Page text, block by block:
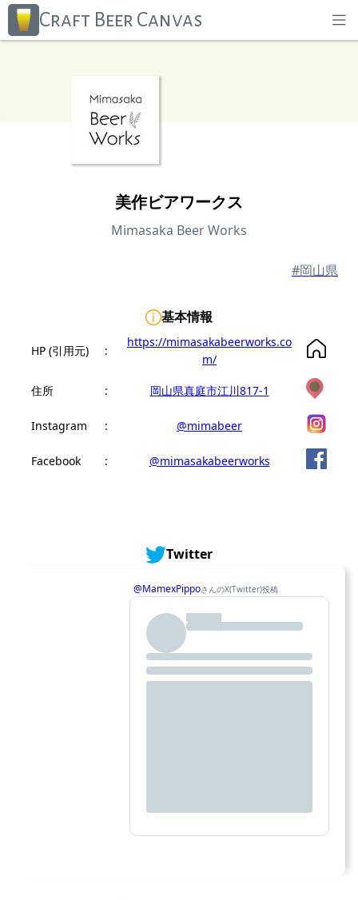
Craft Beer Canvas
美作ビアワークス
Mimasaka Beer Works
#岡山県
基本情報
HP (引用元) :
https://mimasakabeerworks.co
m/
住所 : 岡山県真庭市江川817-1
Instagram : @mimabeer
Facebook : @mimasakabeerworks
Twitter
@MamexPippoさんのX(Twitter)投稿